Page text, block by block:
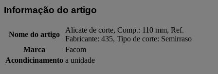
Informação do artigo
Nome do artigo
Alicate de corte, Comp.: 110 mm, Ref.
Fabricante: 435, Tipo de corte: Semirraso
Marca
Facom
Acondicinamento a unidade